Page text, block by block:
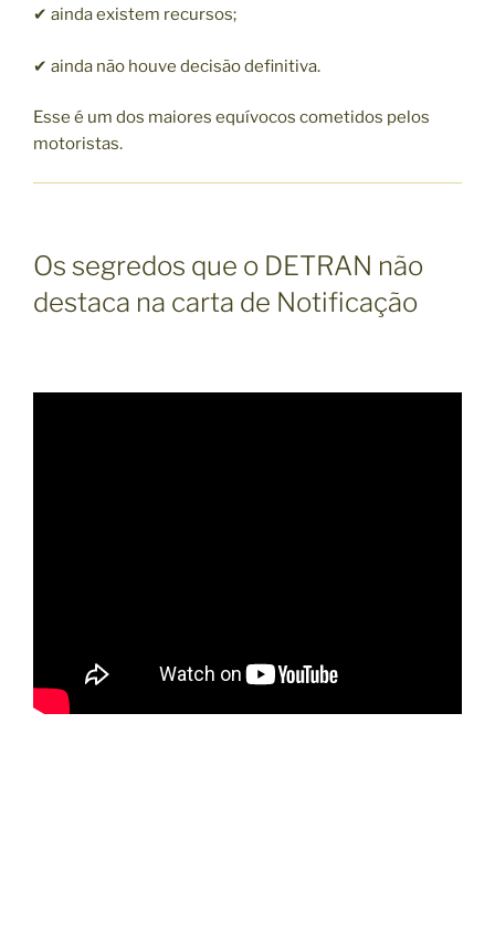
✔ ainda existem recursos;
✔ ainda não houve decisão definitiva.
Esse é um dos maiores equívocos cometidos pelos
motoristas.
Os segredos que o DETRAN não
destaca na carta de Notificação